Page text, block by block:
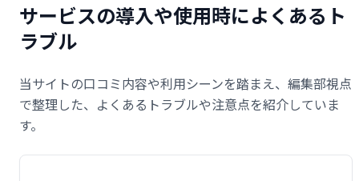
サービスの導入や使用時によくあるト
ラブル
当サイトの口コミ内容や利用シーンを踏まえ、編集部視点
で整理した、よくあるトラブルや注意点を紹介していま
す。